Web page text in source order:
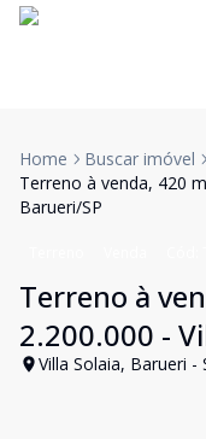
Home
Buscar imóvel
Terreno à venda, 420
Barueri/SP
Terreno à
2.200.000 -
Villa Solaia, Barueri -